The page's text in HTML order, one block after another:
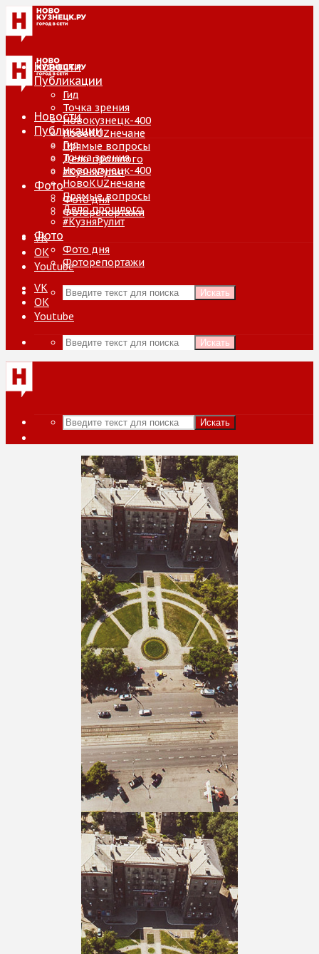
Новости
Публикации
Гид
Точка зрения
Новокузнецк-400
НовоKUZнечане
Прямые вопросы
Дело прошлого
#КузняРулит
Фото
Фото дня
Фоторепортажи
VK
ОК
Youtube
Искать
Новости
Публикации
Гид
Точка зрения
Новокузнецк-400
НовоKUZнечане
Прямые вопросы
Дело прошлого
#КузняРулит
Фото
Фото дня
Фоторепортажи
VK
ОК
Youtube
Искать
Искать